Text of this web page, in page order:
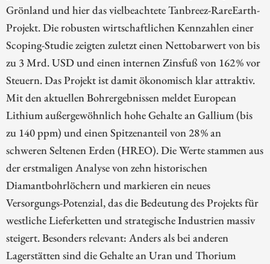
Grönland und hier das vielbeachtete Tanbreez-RareEarth-
Projekt. Die robusten wirtschaftlichen Kennzahlen einer
Scoping-Studie zeigten zuletzt einen Nettobarwert von bis
zu 3 Mrd. USD und einen internen Zinsfuß von 162 % vor
Steuern. Das Projekt ist damit ökonomisch klar attraktiv.
Mit den aktuellen Bohrergebnissen meldet European
Lithium außergewöhnlich hohe Gehalte an Gallium (bis
zu 140 ppm) und einen Spitzenanteil von 28 % an
schweren Seltenen Erden (HREO). Die Werte stammen aus
der erstmaligen Analyse von zehn historischen
Diamantbohrlöchern und markieren ein neues
Versorgungs-Potenzial, das die Bedeutung des Projekts für
westliche Lieferketten und strategische Industrien massiv
steigert. Besonders relevant: Anders als bei anderen
Lagerstätten sind die Gehalte an Uran und Thorium